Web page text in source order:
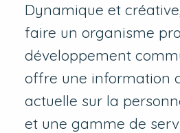
Dynamique et
faire un organisme
développement
offre une information
actuelle sur la
et une gamme de